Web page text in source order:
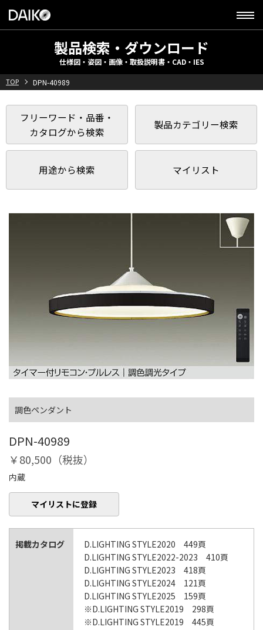
製品検索・ダウンロード
仕様図・姿図・画像・取扱説明書・CAD・IES
TOP DPN-40989
フリーワード・品番・
カタログから検索
製品カテゴリー検索
用途から検索 マイリスト
調色ペンダント
DPN-40989
￥80,500（税抜）
内蔵
マイリストに登録
掲載カタログ
D.LIGHTING STYLE2020 449頁
D.LIGHTING STYLE2022-2023 410頁
D.LIGHTING STYLE2023 418頁
D.LIGHTING STYLE2024 121頁
D.LIGHTING STYLE2025 159頁
※D.LIGHTING STYLE2019 298頁
※D.LIGHTING STYLE2019 445頁